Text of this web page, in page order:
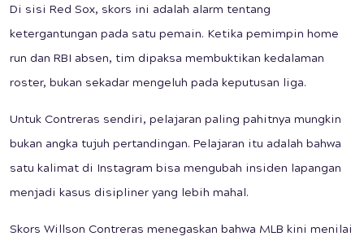
Di sisi Red Sox, skors ini adalah alarm tentang
ketergantungan pada satu pemain. Ketika pemimpin home
run dan RBI absen, tim dipaksa membuktikan kedalaman
roster, bukan sekadar mengeluh pada keputusan liga.
Untuk Contreras sendiri, pelajaran paling pahitnya mungkin
bukan angka tujuh pertandingan. Pelajaran itu adalah bahwa
satu kalimat di Instagram bisa mengubah insiden lapangan
menjadi kasus disipliner yang lebih mahal.
Skors Willson Contreras menegaskan bahwa MLB kini menilai